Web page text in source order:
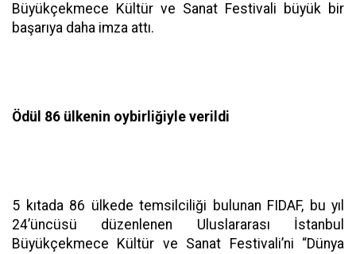
Büyükçekmece Kültür ve Sanat Festivali büyük bir
başarıya daha imza attı.
Ödül 86 ülkenin oybirliğiyle verildi
5 kıtada 86 ülkede temsilciliği bulunan FIDAF, bu yıl
24’üncüsü düzenlenen Uluslararası İstanbul
Büyükçekmece Kültür ve Sanat Festivali’ni “Dünya